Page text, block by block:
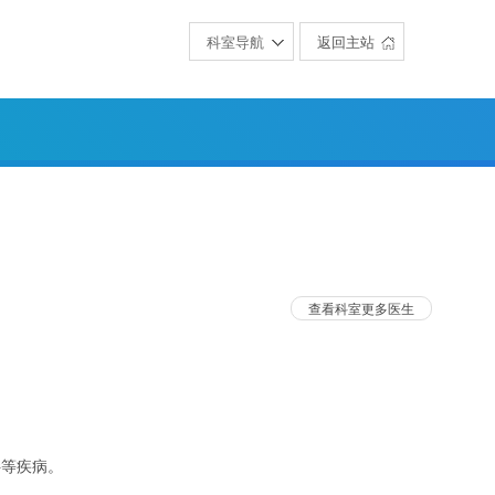
科室导航 返回主站
查看科室更多医生
疾病。